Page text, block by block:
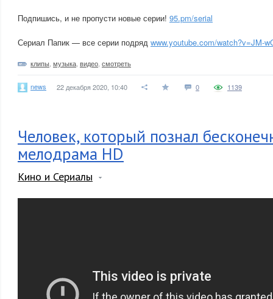
Подпишись, и не пропусти новые серии! 95.pm/serial
Сериал Папик — все серии подряд www.youtube.com/watch?v=JM-
клипы музыка видео смотреть
news 22 декабря 2020, 10:40 0 1139
Человек, который познал
мелодрама HD
Кино и Сериалы